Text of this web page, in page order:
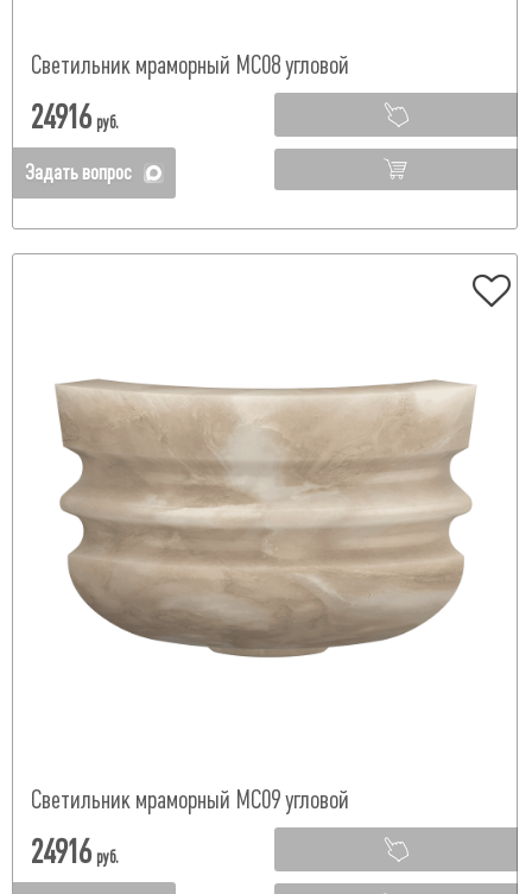
Светильник мраморный МС08 угловой
24916 руб.
Задать вопрос
Светильник мраморный МС09 угловой
24916 руб.